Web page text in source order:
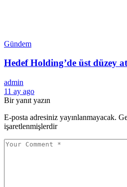
Gündem
Hedef Holding’de üst düzey
admin
11 ay ago
Bir yanıt yazın
E-posta adresiniz yayınlanmayacak.
işaretlenmişlerdir